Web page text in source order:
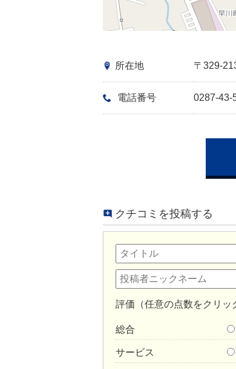
所在地 〒329-
電話番号 0287-43-
クチコミを投稿する
評価（任意の点数をクリッ
総合
サービス